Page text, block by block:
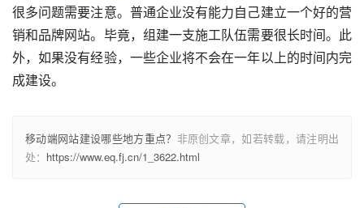
很多问题需要注意。普通企业没有能力自己建立一个好的营
销和品牌网站。毕竟，组建一支施工队伍需要很长时间。此
外，如果没有经验，一些企业将不会在一年以上的时间内完
移动端网站建设哪些地方重点？ 非原创文章，如若转载，请注明出
处： https://www.eq.fj.cn/1_3622.html